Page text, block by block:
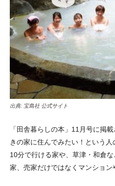
出典: 宝島社 公式サイト
「田舎暮らしの本」11月号に掲
きの家に住んでみたい！という
10分で行ける家や、草津・和倉
家、売家だけではなくマンション